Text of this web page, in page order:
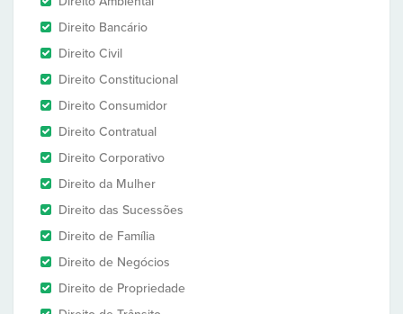
Direito Bancário
Direito Civil
Direito Constitucional
Direito Consumidor
Direito Contratual
Direito Corporativo
Direito da Mulher
Direito das Sucessões
Direito de Família
Direito de Negócios
Direito de Propriedade